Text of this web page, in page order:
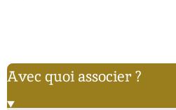
Avec quoi associer ?